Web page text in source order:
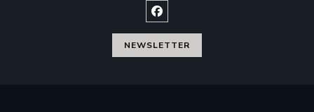
Facebook ((öffnet ein neues
NEWSLETTER